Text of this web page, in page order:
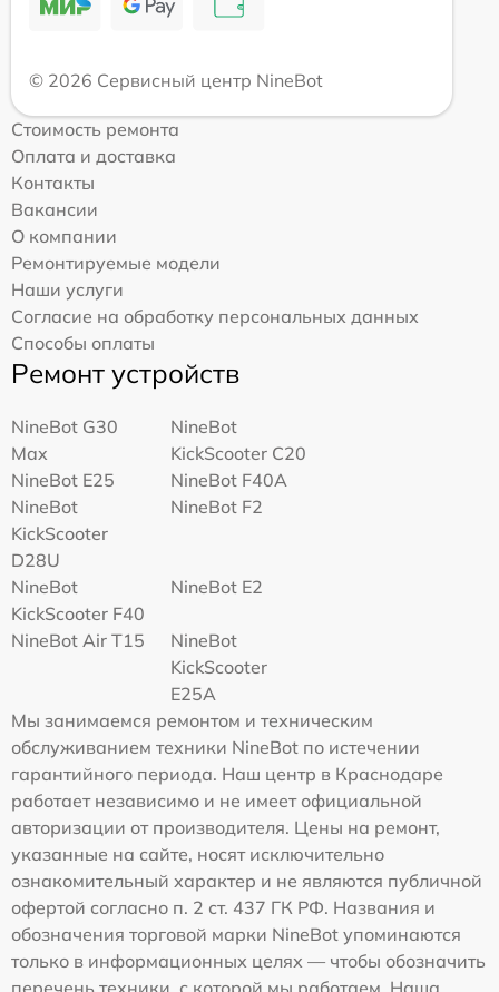
© 2026 Сервисный центр NineBot
Стоимость ремонта
Оплата и доставка
Контакты
Вакансии
О компании
Ремонтируемые модели
Наши услуги
Согласие на обработку персональных данных
Способы оплаты
Ремонт устройств
NineBot G30
Max
NineBot
KickScooter C20
NineBot E25
NineBot F40A
NineBot
KickScooter
D28U
NineBot F2
NineBot
KickScooter F40
NineBot E2
NineBot Air T15
NineBot
KickScooter
E25A
Мы занимаемся ремонтом и техническим
обслуживанием техники NineBot по истечении
гарантийного периода. Наш центр в Краснодаре
работает независимо и не имеет официальной
авторизации от производителя. Цены на ремонт,
указанные на сайте, носят исключительно
ознакомительный характер и не являются публичной
офертой согласно п. 2 ст. 437 ГК РФ. Названия и
обозначения торговой марки NineBot упоминаются
только в информационных целях — чтобы обозначить